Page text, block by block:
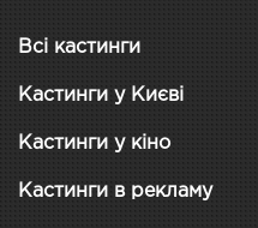
Всі кастинги
Кастинги у Києві
Кастинги у кіно
Кастинги в рекламу